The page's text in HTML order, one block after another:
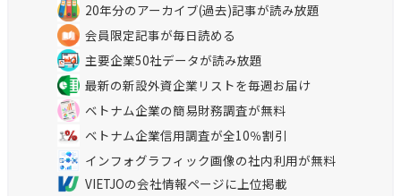
20年分のアーカイブ(過去)記事が読み放題
会員限定記事が毎日読める
主要企業50社データが読み放題
最新の新設外資企業リストを毎週お届け
ベトナム企業の簡易財務調査が無料
ベトナム企業信用調査が全10％割引
インフォグラフィック画像の社内利用が無料
VIETJOの会社情報ページに上位掲載